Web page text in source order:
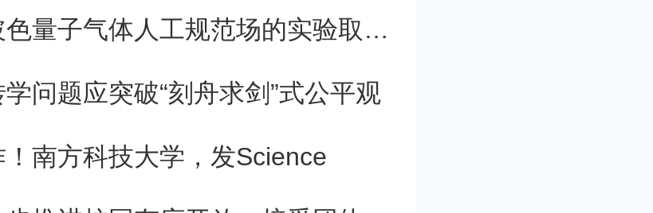
等诸多名家大师曾在此执教。
大学共有在职教职工3271人，有
人，在校研究生13448人，在
相互作用玻色量子气体人工规范场的实验取得进展
问题应突破“刻舟求剑”式公平观
南方科技大学，发Science